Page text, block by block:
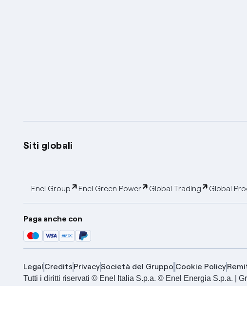
Siti globali
Enel Group Enel Green Power Global Trading Global
Paga anche con
Legal Credits PrivacySocietà del Gruppo Cookie Policy
Tutti i diritti riservati © Enel Italia S.p.a. © Enel Energia S.p.a. |